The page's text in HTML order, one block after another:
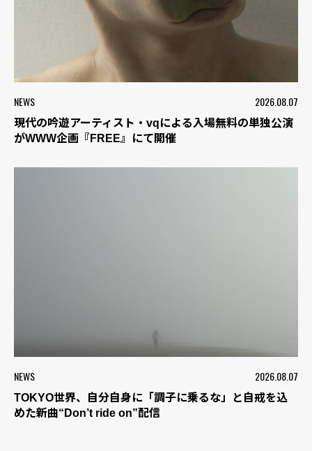
NEWS 2026.08.07
現代の吟遊アーティスト・vqによる入場無料の単独公演
がWWW企画『FREE』にて開催
NEWS 2026.08.07
TOKYO世界、自分自身に「調子に乗るな」と自戒を込
めた新曲“Don’t ride on”配信